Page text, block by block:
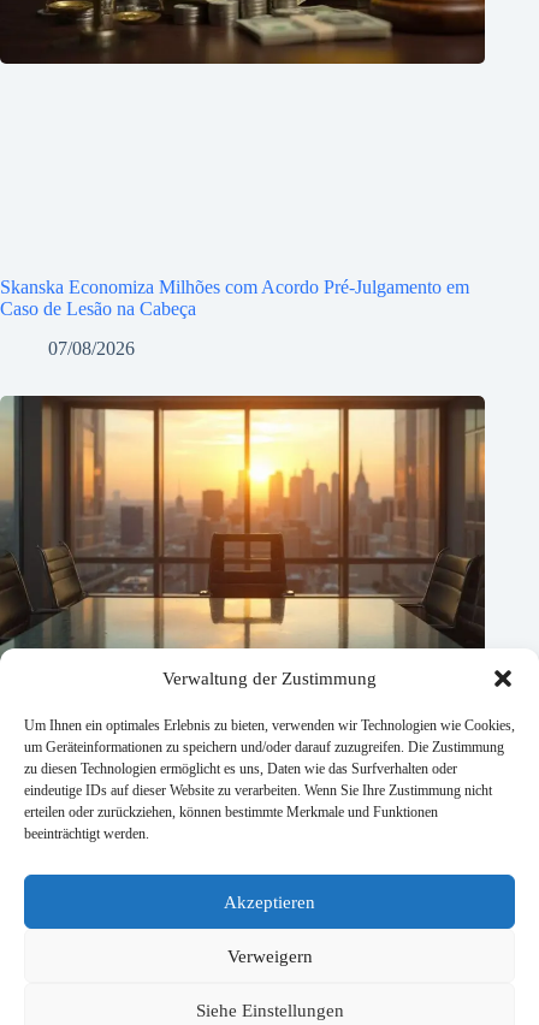
Verwaltung der Zustimmung
Um Ihnen ein optimales Erlebnis zu bieten, verwenden wir Technologien wie Cookies,
um Geräteinformationen zu speichern und/oder darauf zuzugreifen. Die Zustimmung
zu diesen Technologien ermöglicht es uns, Daten wie das Surfverhalten oder
eindeutige IDs auf dieser Website zu verarbeiten. Wenn Sie Ihre Zustimmung nicht
erteilen oder zurückziehen, können bestimmte Merkmale und Funktionen
beeinträchtigt werden.
Akzeptieren
Verweigern
Siehe Einstellungen
Skanska Economiza Milhões com Acordo Pré-Julgamento em
Caso de Lesão na Cabeça
07/08/2026
06/08/2026
Datenschutzbestimmungen